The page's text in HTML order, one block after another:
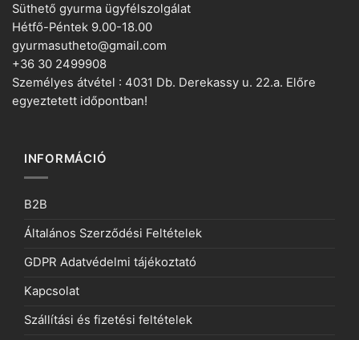
Süthető gyurma ügyfélszolgálat
Hétfő-Péntek 9.00-18.00
gyurmasutheto@gmail.com
+36 30 2499908
Személyes átvétel : 4031 Db. Derekassy u. 22.a. Előre
egyeztetett időpontban!
INFORMÁCIÓ
B2B
Általános Szerződési Feltételek
GDPR Adatvédelmi tájékoztató
Kapcsolat
Szállítási és fizetési feltételek